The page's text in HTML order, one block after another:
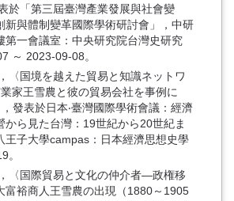
於「第三屆臺灣產業發展與社會變
新與體制變革國際學術研討會」，中研
第一會議室：中央研究院台灣史研究
～ 2023-09-08。
〈国境を越えた貿易と知識ネットワ
家王雪農と彼の貿易会社を事例に
發表於日本‧臺灣國際學術會議：經濟
から見た台灣：19世紀から20世紀ま
王子大學campas：日本經濟思想史學
。
〈国際貿易と文化の仲介者―政権移
富裕商人王雪農の出現（1880～1905